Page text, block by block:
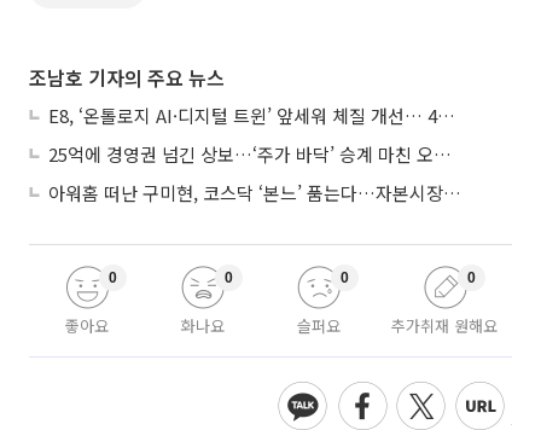
조남호 기자의 주요 뉴스
E8, ‘온톨로지 AI·디지털 트윈’ 앞세워 체질 개선… 4분기 흑자전환 총력
25억에 경영권 넘긴 상보…‘주가 바닥’ 승계 마친 오너 2세, 주가 부양 나설까
아워홈 떠난 구미현, 코스닥 ‘본느’ 품는다…자본시장 전면 등판
좋아요
0
화나요
0
슬퍼요
0
추가취재 원해요
0